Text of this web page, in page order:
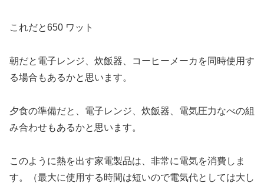
これだと650 ワット
朝だと電子レンジ、炊飯器、コーヒーメーカを同時使用す
る場合もあるかと思います。
夕食の準備だと、電子レンジ、炊飯器、電気圧力なべの組
み合わせもあるかと思います。
このように熱を出す家電製品は、非常に電気を消費しま
す。（最大に使用する時間は短いので電気代としては大し